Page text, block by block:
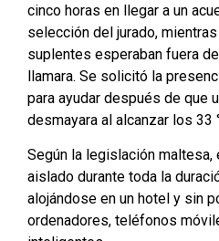
cinco horas en llegar a un
selección del jurado,
suplentes esperaban fuera
llamara. Se solicitó la
para ayudar después de que
desmayara al alcanzar los 33
Según la legislación maltesa,
aislado durante toda la
alojándose en un hotel y sin
ordenadores, teléfonos